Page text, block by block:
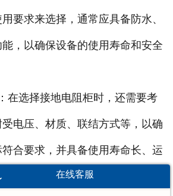
要求来选择，通常应具备防水、
，以确保设备的使用寿命和安全
选择接地电阻柜时，还需要考
电压、材质、联结方式等，以确
合要求，并具备使用寿命长、运
优点。 在线客服